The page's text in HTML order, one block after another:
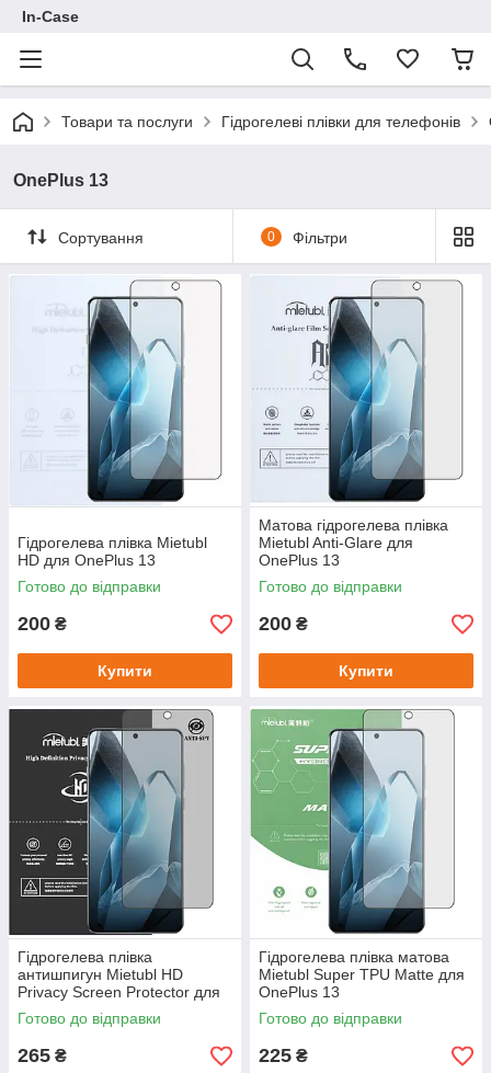
In-Case
Товари та послуги Гідрогелеві плівки для телефонів
OnePlus 13
Сортування 0 Фільтри
Гідрогелева плівка Mietubl
HD для OnePlus 13
Готово до відправки
200 ₴
Купити
Матова гідрогелева плівка
Mietubl Anti-Glare для
OnePlus 13
Готово до відправки
200 ₴
Купити
Гідрогелева плівка
антишпигун Mietubl HD
Privacy Screen Protector для
OnePlus 13
Готово до відправки
265 ₴
Гідрогелева плівка матова
Mietubl Super TPU Matte для
OnePlus 13
Готово до відправки
225 ₴